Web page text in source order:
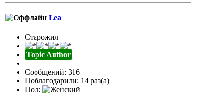
Lea
Старожил
Topic Author
Сообщений: 316
Поблагодарили: 14 раз(а)
Пол: